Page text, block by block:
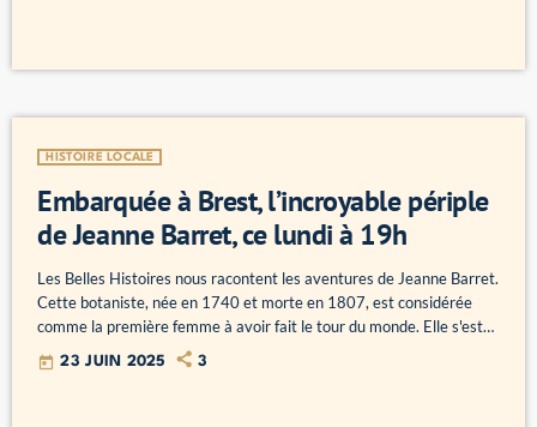
HISTOIRE LOCALE
Embarquée à Brest, l’incroyable périple
de Jeanne Barret, ce lundi à 19h
Les Belles Histoires nous racontent les aventures de Jeanne Barret.
Cette botaniste, née en 1740 et morte en 1807, est considérée
comme la première femme à avoir fait le tour du monde. Elle s'est
déguisée en homme pour pouvoir embarquer sur l'expédition de
Louis-Antoine de Bougainville depuis Brest, car à cette époque, les
today 23 JUIN 2025 3